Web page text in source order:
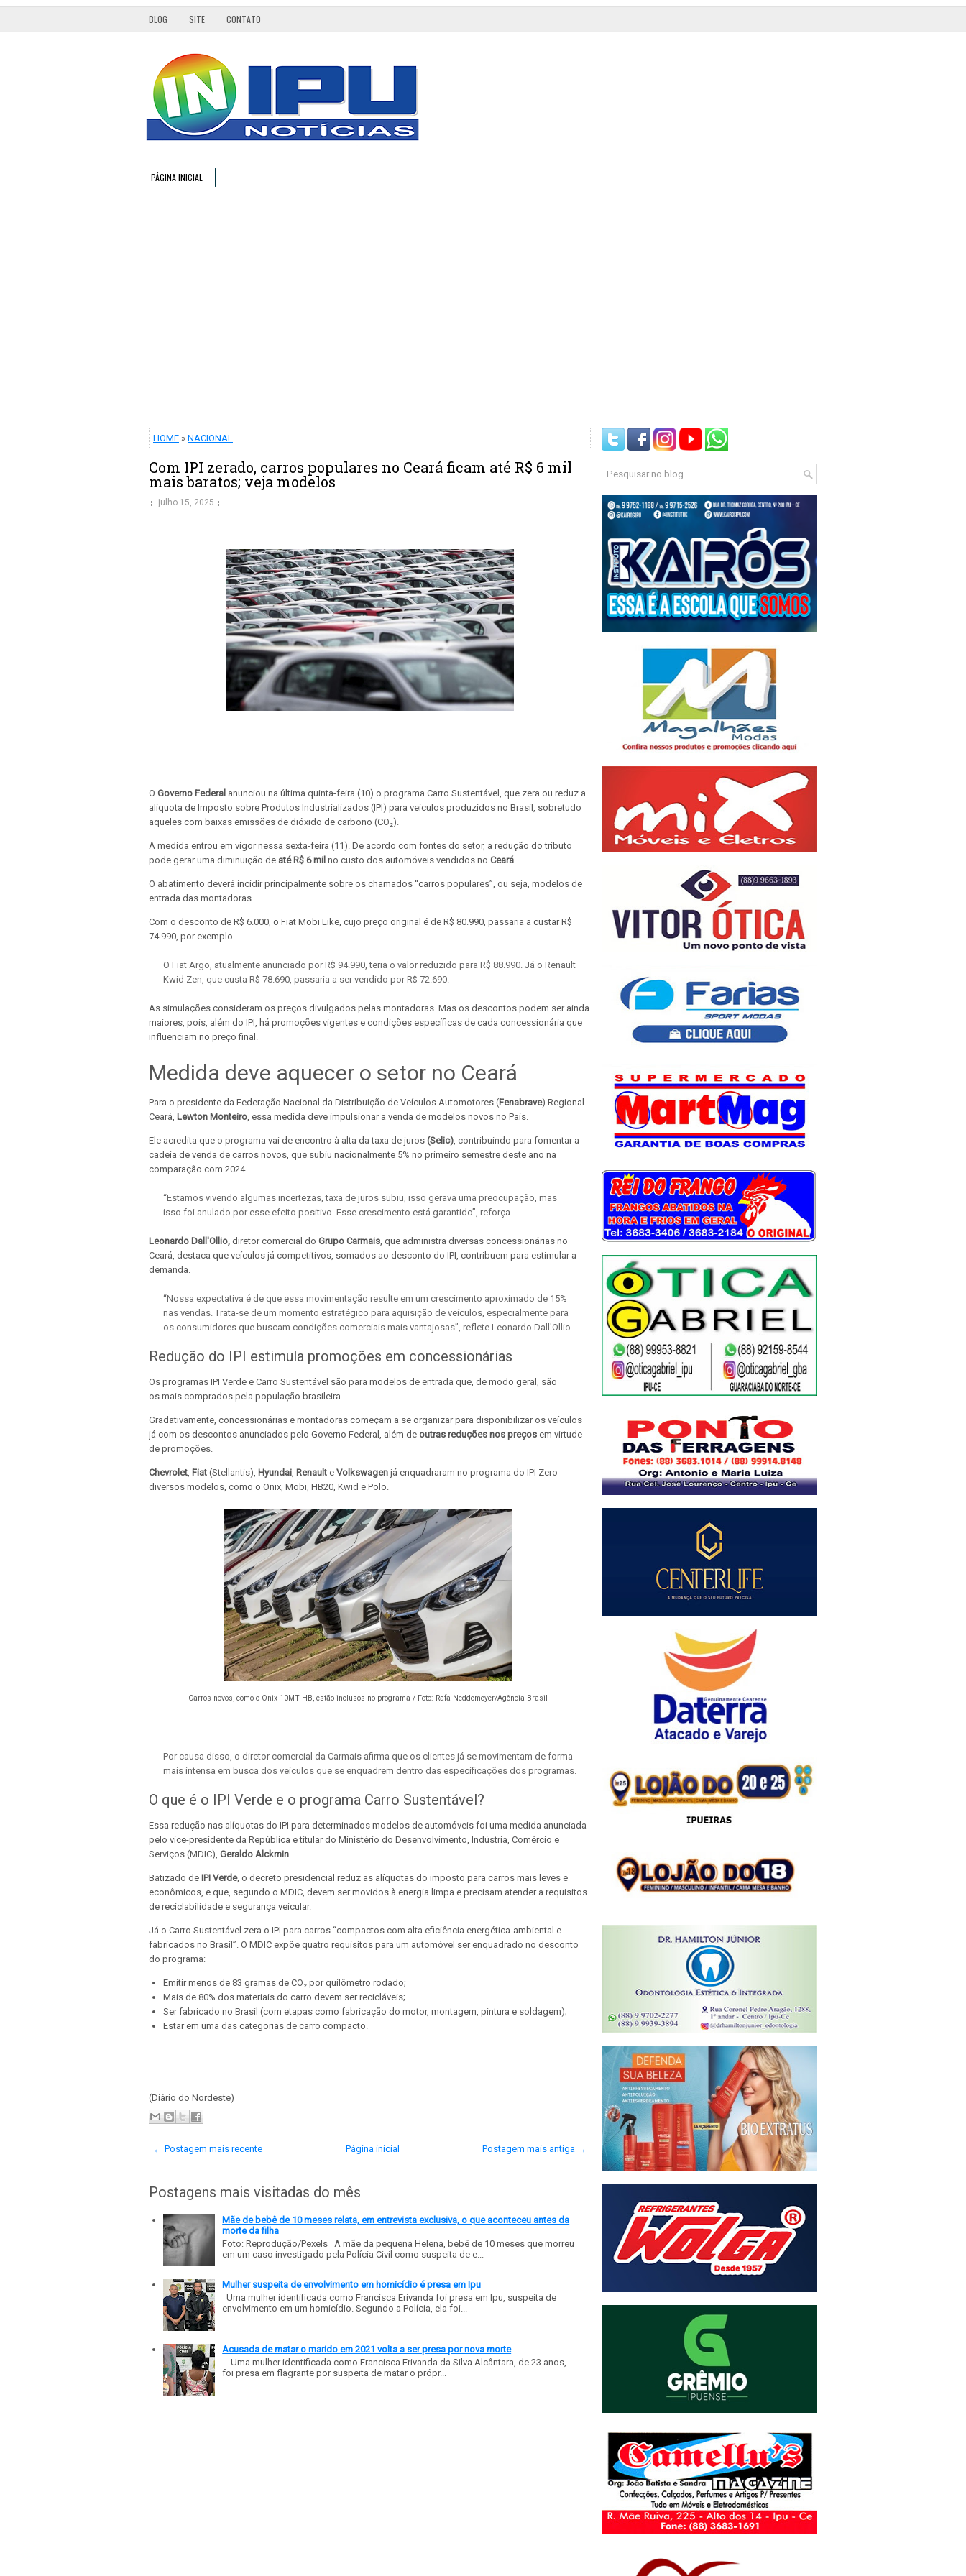
BLOG SITE CONTATO
PÁGINA INICIAL
HOME » NACIONAL
Com IPI zerado, carros populares no Ceará ficam até R$ 6 mil
mais baratos; veja modelos
julho 15, 2025
O Governo Federal anunciou na última quinta-feira (10) o programa Carro Sustentável, que zera ou reduz a
alíquota de Imposto sobre Produtos Industrializados (IPI) para veículos produzidos no Brasil, sobretudo
aqueles com baixas emissões de dióxido de carbono (CO₂).
A medida entrou em vigor nessa sexta-feira (11). De acordo com fontes do setor, a redução do tributo
pode gerar uma diminuição de até R$ 6 mil no custo dos automóveis vendidos no Ceará.
O abatimento deverá incidir principalmente sobre os chamados “carros populares”, ou seja, modelos de
entrada das montadoras.
Com o desconto de R$ 6.000, o Fiat Mobi Like, cujo preço original é de R$ 80.990, passaria a custar R$
74.990, por exemplo.
O Fiat Argo, atualmente anunciado por R$ 94.990, teria o valor reduzido para R$ 88.990. Já o Renault
Kwid Zen, que custa R$ 78.690, passaria a ser vendido por R$ 72.690.
As simulações consideram os preços divulgados pelas montadoras. Mas os descontos podem ser ainda
maiores, pois, além do IPI, há promoções vigentes e condições específicas de cada concessionária que
influenciam no preço final.
Medida deve aquecer o setor no Ceará
Para o presidente da Federação Nacional da Distribuição de Veículos Automotores (Fenabrave) Regional
Ceará, Lewton Monteiro , essa medida deve impulsionar a venda de modelos novos no País.
Ele acredita que o programa vai de encontro à alta da taxa de juros (Selic) , contribuindo para fomentar a
cadeia de venda de carros novos, que subiu nacionalmente 5% no primeiro semestre deste ano na
comparação com 2024.
“Estamos vivendo algumas incertezas, taxa de juros subiu, isso gerava uma preocupação, mas
isso foi anulado por esse efeito positivo. Esse crescimento está garantido”, reforça.
Leonardo Dall'Ollio, diretor comercial do Grupo Carmais , que administra diversas concessionárias no
Ceará, destaca que veículos já competitivos, somados ao desconto do IPI, contribuem para estimular a
demanda.
“Nossa expectativa é de que essa movimentação resulte em um crescimento aproximado de 15%
nas vendas. Trata-se de um momento estratégico para aquisição de veículos, especialmente para
os consumidores que buscam condições comerciais mais vantajosas”, reflete Leonardo Dall'Ollio.
Redução do IPI estimula promoções em concessionárias
Os programas IPI Verde e Carro Sustentável são para modelos de entrada que, de modo geral, são
os mais comprados pela população brasileira.
Gradativamente, concessionárias e montadoras começam a se organizar para disponibilizar os veículos
já com os descontos anunciados pelo Governo Federal, além de outras reduções nos preços em virtude
de promoções.
Chevrolet Fiat (Stellantis), Hyundai Renault e Volkswagen já enquadraram no programa do IPI Zero
diversos modelos, como o Onix, Mobi, HB20, Kwid e Polo.
Carros novos, como o Onix 10MT HB, estão inclusos no programa / Foto: Rafa Neddemeyer/Agência Brasil
Por causa disso, o diretor comercial da Carmais afirma que os clientes já se movimentam de forma
mais intensa em busca dos veículos que se enquadrem dentro das especificações dos programas.
O que é o IPI Verde e o programa Carro Sustentável?
Essa redução nas alíquotas do IPI para determinados modelos de automóveis foi uma medida anunciada
pelo vice-presidente da República e titular do Ministério do Desenvolvimento, Indústria, Comércio e
Serviços (MDIC), Geraldo Alckmin
Batizado de IPI Verde, o decreto presidencial reduz as alíquotas do imposto para carros mais leves e
econômicos, e que, segundo o MDIC, devem ser movidos à energia limpa e precisam atender a requisitos
de reciclabilidade e segurança veicular.
Já o Carro Sustentável zera o IPI para carros “compactos com alta eficiência energética-ambiental e
fabricados no Brasil”. O MDIC expõe quatro requisitos para um automóvel ser enquadrado no desconto
do programa:
Emitir menos de 83 gramas de CO₂ por quilômetro rodado;
Mais de 80% dos materiais do carro devem ser recicláveis;
Ser fabricado no Brasil (com etapas como fabricação do motor, montagem, pintura e soldagem);
Estar em uma das categorias de carro compacto.
(Diário do Nordeste)
← Postagem mais recente Postagem mais antiga →
Página inicial
Postagens mais visitadas do mês
Mãe de bebê de 10 meses relata, em entrevista exclusiva, o que aconteceu antes da
morte da filha
Foto: Reprodução/Pexels A mãe da pequena Helena, bebê de 10 meses que morreu
em um caso investigado pela Polícia Civil como suspeita de e...
Mulher suspeita de envolvimento em homicídio é presa em Ipu
Uma mulher identificada como Francisca Erivanda foi presa em Ipu, suspeita de
envolvimento em um homicídio. Segundo a Polícia, ela foi...
Acusada de matar o marido em 2021 volta a ser presa por nova morte
Uma mulher identificada como Francisca Erivanda da Silva Alcântara, de 23 anos,
foi presa em flagrante por suspeita de matar o própr...